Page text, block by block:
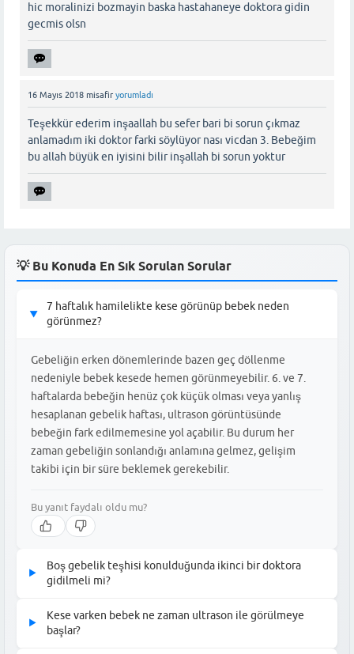
hic moralinizi bozmayin baska hastahaneye doktora gidin
gecmis olsn
16 Mayıs 2018 misafir yorumladı
Teşekkür ederim inşaallah bu sefer bari bi sorun çıkmaz
anlamadım iki doktor farki söylüyor nası vicdan 3. Bebeğim
bu allah büyük en iyisini bilir inşallah bi sorun yoktur
💡 Bu Konuda En Sık Sorulan Sorular
▶
7 haftalık hamilelikte kese görünüp bebek neden
görünmez?
Gebeliğin erken dönemlerinde bazen geç döllenme
nedeniyle bebek kesede hemen görünmeyebilir. 6. ve 7.
haftalarda bebeğin henüz çok küçük olması veya yanlış
hesaplanan gebelik haftası, ultrason görüntüsünde
bebeğin fark edilmemesine yol açabilir. Bu durum her
zaman gebeliğin sonlandığı anlamına gelmez, gelişim
takibi için bir süre beklemek gerekebilir.
Bu yanıt faydalı oldu mu?
▶
Boş gebelik teşhisi konulduğunda ikinci bir doktora
gidilmeli mi?
görüşünü almak oldukça önemlidir. Farklı cihazların çözünürlük
▶
Kese varken bebek ne zaman ultrason ile görülmeye
başlar?